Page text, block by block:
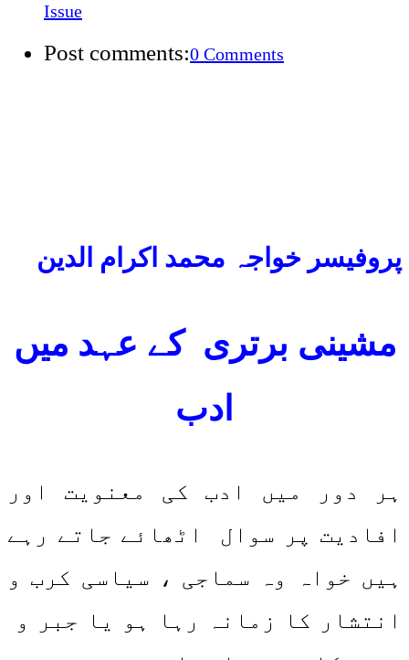
Issue
Post comments:0 Comments
پروفیسر خواجہ محمد اکرام الدین
مشینی برتری کے عہد میں
ادب
ہر دور میں ادب کی معنویت اور
افادیت پر سوال اٹھائے جاتے رہے
ہیں خواہ وہ سماجی ، سیاسی کرب و
انتشار کا زمانہ رہا ہو یا جبر و